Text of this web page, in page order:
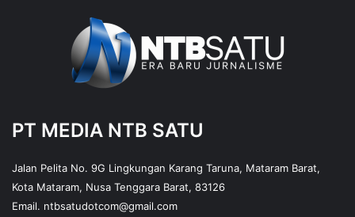
PT MEDIA NTB SATU
Jalan Pelita No. 9G Lingkungan Karang Taruna, Mataram Barat,
Kota Mataram, Nusa Tenggara Barat, 83126
Email. ntbsatudotcom@gmail.com